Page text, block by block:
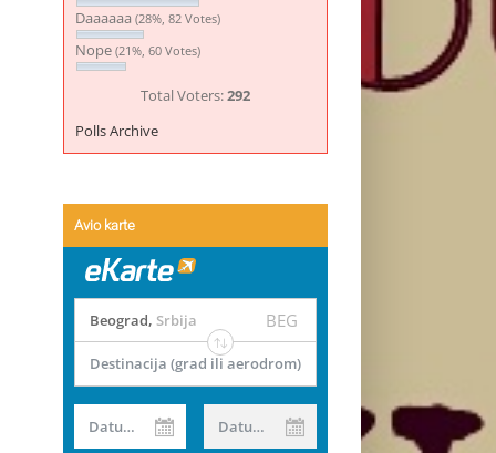
Daaaaaa (28%, 82 Votes)
Nope (21%, 60 Votes)
Total Voters:292
Polls Archive
Avio karte
Beograd, Srbija BEG
Destinacija (grad ili aerodrom)
Datum od Datum do